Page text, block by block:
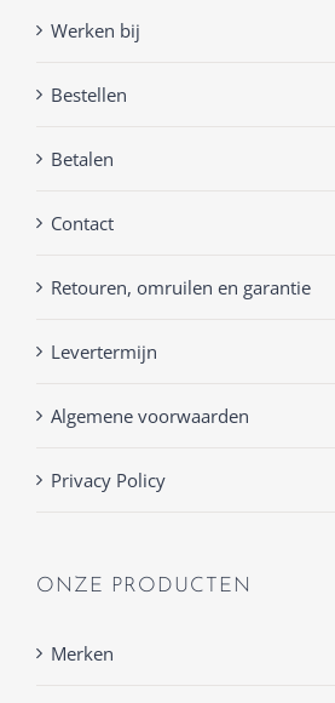
Werken bij
Bestellen
Betalen
Contact
Retouren, omruilen en garantie
Levertermijn
Algemene voorwaarden
Privacy Policy
ONZE PRODUCTEN
Merken